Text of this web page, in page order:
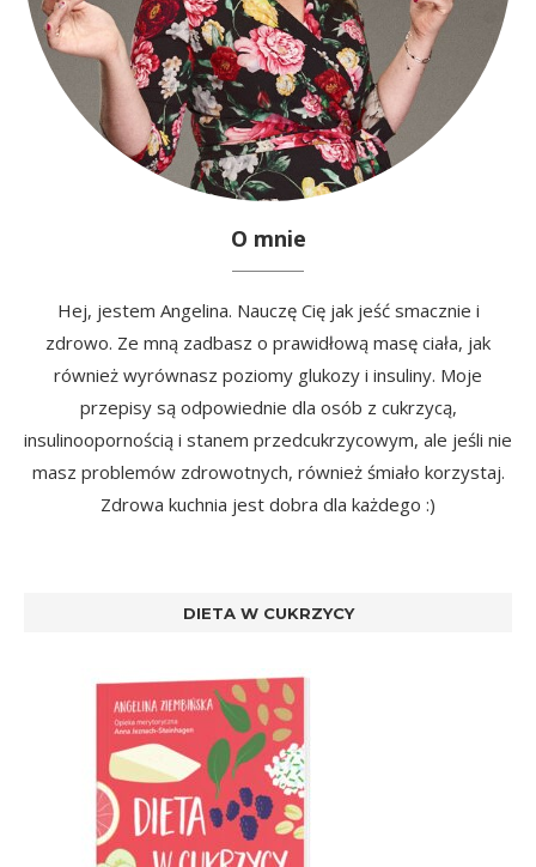
O mnie
Hej, jestem Angelina. Nauczę Cię jak jeść smacznie i
zdrowo. Ze mną zadbasz o prawidłową masę ciała, jak
również wyrównasz poziomy glukozy i insuliny. Moje
przepisy są odpowiednie dla osób z cukrzycą,
insulinoopornością i stanem przedcukrzycowym, ale jeśli nie
masz problemów zdrowotnych, również śmiało korzystaj.
Zdrowa kuchnia jest dobra dla każdego :)
DIETA W CUKRZYCY